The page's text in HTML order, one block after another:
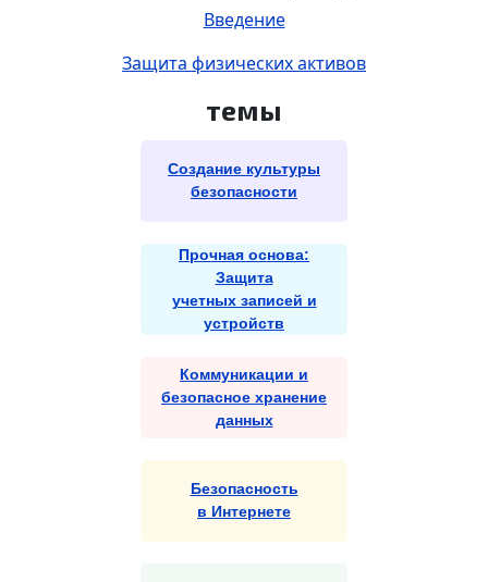
Введение
Защита физических активов
темы
Создание культуры
безопасности
Прочная основа:
Защита
учетных записей и
устройств
Коммуникации и
безопасное хранение
данных
Безопасность
в Интернете